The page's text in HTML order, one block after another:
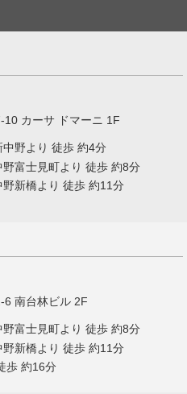
カーサ ドマーニ 1F
野より 徒歩 約4分
富士見町より 徒歩 約8分
新橋より 徒歩 約11分
6 南台林ビル 2F
富士見町より 徒歩 約8分
新橋より 徒歩 約11分
歩 約16分